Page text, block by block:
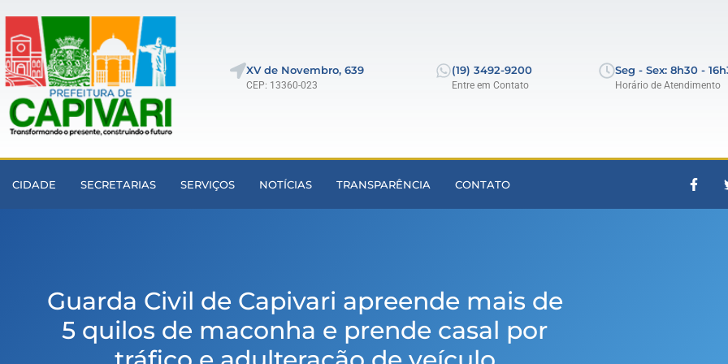
XV de Novembro, 639
CEP: 13360-023
(19) 3492-9200
Entre em Contato
Seg - Sex: 8h30 -
Horário de Atendimento
CIDADE SECRETARIAS SERVIÇOS NOTÍCIAS TRANSPARÊNCIA CONTATO
Guarda Civil de Capivari apreende mais de
5 quilos de maconha e prende casal por